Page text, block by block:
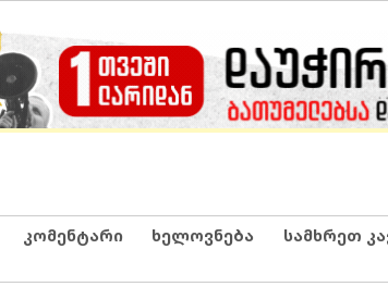
კომენტარი ხელოვნება სამხრეთ